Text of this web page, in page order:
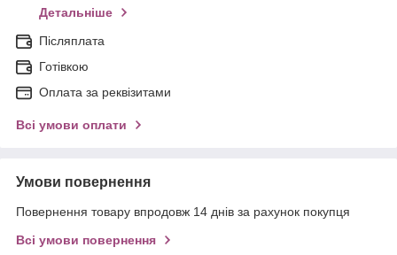
Детальніше
Післяплата
Готівкою
Оплата за реквізитами
Всі умови оплати
Умови повернення
Повернення товару впродовж 14 днів за рахунок покупця
Всі умови повернення